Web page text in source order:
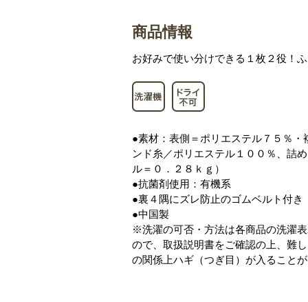
商品情報
お好みで使い分けできる１枚２役！
●素材：表側＝ポリエステル７５％
ンド糸／ポリエステル１００％、詰
ル＝０．２８ｋｇ）
●抗菌剤使用：有機系
●裏４隅にズレ防止のゴムベルト付
●中国製
※洗濯の可否・方法は各商品の洗濯
ので、取扱説明書をご確認の上、難
の関係上ハギ（つぎ目）が入ること